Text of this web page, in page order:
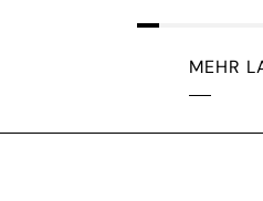
MEHR